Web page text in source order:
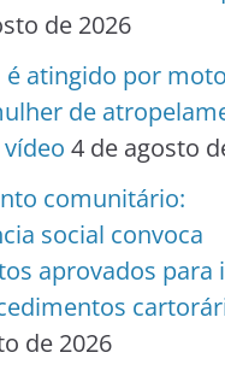
de 2026
é atingido por
de
vídeo 4 de agosto
comunitário:
social convoca
aprovados para
de 2026